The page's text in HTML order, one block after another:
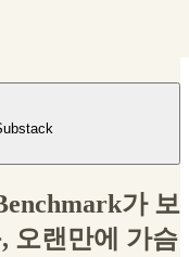
가 보
오랜만에 가슴